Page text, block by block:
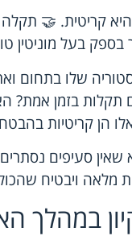
קריטית. 🤝
בספק בעל מוניטין
שלו בתחום ואת
בזמן אמת?
הן קריטיות
שאין סעיפים
מלאה ויבטיח שהכול
במהלך